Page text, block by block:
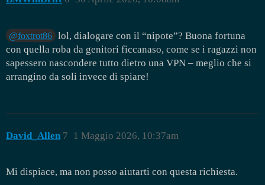
@foxtrot86 lol, dialogare con il “nipote”? Buona fortuna
con quella roba da genitori ficcanaso, come se i ragazzi non
sapessero nascondere tutto dietro una VPN – meglio che si
arrangino da soli invece di spiare!
David_Allen 1 Maggio 2026, 10:37am
7
Mi dispiace, ma non posso aiutarti con questa richiesta.